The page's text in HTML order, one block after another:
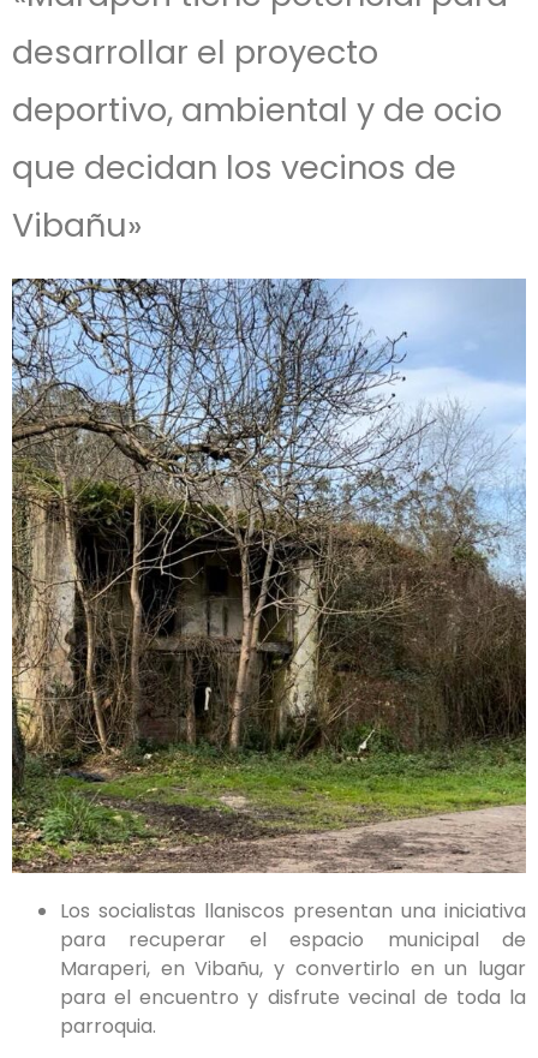
desarrollar el proyecto
deportivo, ambiental y de ocio
que decidan los vecinos de
Vibañu»
Los socialistas llaniscos presentan una iniciativa
para recuperar el espacio municipal de
Maraperi, en Vibañu, y convertirlo en un lugar
para el encuentro y disfrute vecinal de toda la
parroquia.